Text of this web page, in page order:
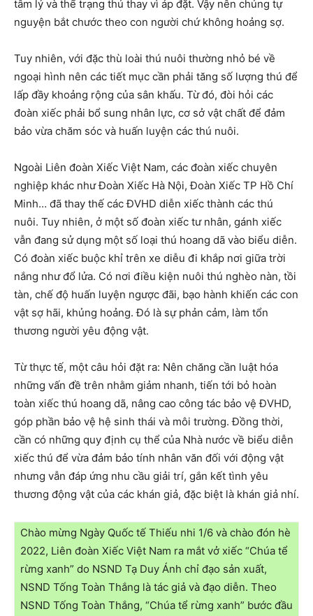
tâm lý và thể trạng thú thay vì áp đặt. Vậy nên chúng tự
nguyện bắt chước theo con người chứ không hoảng sợ.
Tuy nhiên, với đặc thù loài thú nuôi thường nhỏ bé về
ngoại hình nên các tiết mục cần phải tăng số lượng thú để
lấp đầy khoảng rộng của sân khấu. Từ đó, đòi hỏi các
đoàn xiếc phải bổ sung nhân lực, cơ sở vật chất để đảm
bảo vừa chăm sóc và huấn luyện các thú nuôi.
Ngoài Liên đoàn Xiếc Việt Nam, các đoàn xiếc chuyên
nghiệp khác như Đoàn Xiếc Hà Nội, Đoàn Xiếc TP Hồ Chí
Minh… đã thay thế các ĐVHD diễn xiếc thành các thú
nuôi. Tuy nhiên, ở một số đoàn xiếc tư nhân, gánh xiếc
vẫn đang sử dụng một số loại thú hoang dã vào biểu diễn.
Có đoàn xiếc buộc khỉ trên xe diễu đi khắp nơi giữa trời
nắng như đổ lửa. Có nơi điều kiện nuôi thú nghèo nàn, tồi
tàn, chế độ huấn luyện ngược đãi, bạo hành khiến các con
vật sợ hãi, khủng hoảng. Đó là sự phản cảm, làm tổn
thương người yêu động vật.
Từ thực tế, một câu hỏi đặt ra: Nên chăng cần luật hóa
những vấn đề trên nhằm giảm nhanh, tiến tới bỏ hoàn
toàn xiếc thú hoang dã, nâng cao công tác bảo vệ ĐVHD,
góp phần bảo vệ hệ sinh thái và môi trường. Đồng thời,
cần có những quy định cụ thể của Nhà nước về biểu diễn
xiếc thú để vừa đảm bảo tính nhân văn đối với động vật
nhưng vẫn đáp ứng nhu cầu giải trí, gắn kết tình yêu
thương động vật của các khán giả, đặc biệt là khán giả nhí.
Chào mừng Ngày Quốc tế Thiếu nhi 1/6 và chào đón hè
2022, Liên đoàn Xiếc Việt Nam ra mắt vở xiếc “Chúa tể
rừng xanh” do NSND Tạ Duy Ánh chỉ đạo sản xuất,
NSND Tống Toàn Thắng là tác giả và đạo diễn. Theo
NSND Tống Toàn Thắng, “Chúa tể rừng xanh” bước đầu